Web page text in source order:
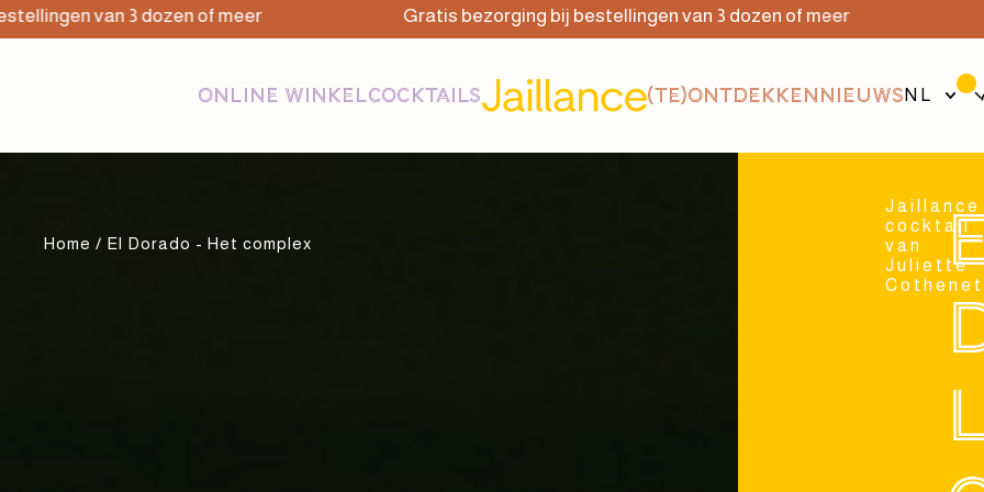
van 3 dozen of meer Gratis bezorging bij bestellingen van 3 dozen of meer
ONLINE WINKELCOCKTAILS (TE)ONTDEKKENNIEUWS NL
Home / El Dorado - Het complex
Jaillance
cocktail
van
Juliette
Cothenet